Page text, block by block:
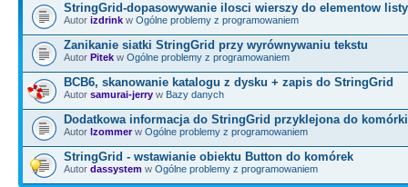
StringGrid-dopasowywanie ilosci wierszy do elementow listy
Autor izdrink w Ogólne problemy z programowaniem
Zanikanie siatki StringGrid przy wyrównywaniu tekstu
Autor Pitek w Ogólne problemy z programowaniem
BCB6, skanowanie katalogu z dysku + zapis do StringGrid
Autor samurai-jerry w Bazy danych
Dodatkowa informacja do StringGrid przyklejona do komórki
Autor lzommerw Ogólne problemy z programowaniem
StringGrid - wstawianie obiektu Button do komórek
Autor dassystem w Ogólne problemy z programowaniem